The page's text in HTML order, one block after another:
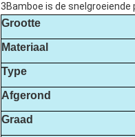
3Bamboe is de snelgroeiende
Grootte
Materiaal
Type
Afgerond
Graad